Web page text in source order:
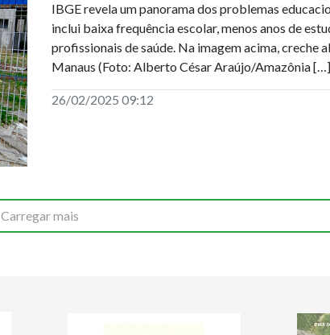
IBGE revela um panorama dos problemas
inclui baixa frequência escolar, menos anos de
profissionais de saúde. Na imagem acima, creche
Manaus (Foto: Alberto César Araújo/Amazônia […]
26/02/2025 09:12
Carregar mais